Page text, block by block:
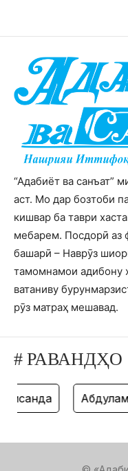
“Адабиёт ва санъат”
аст. Мо дар бозтоби
кишвар ба таври
мебарем. Посдорӣ аз
башарӣ – Наврӯз
тамомнамои адибону
ватаниву
рӯз матраҳ мешавад.
# РАВАНДҲО